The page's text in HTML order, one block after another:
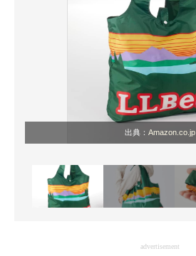
好きが集まる 比べて選べる
ビジネスと働き方のヒント
AI活用のいまが分かる
企業ITのトレンドを詳説
経営リーダーのコミュニティ
マーケ×ITの今がよく分かる
ITエンジニア向け専門サイト
出典： Amazon.co.jp
advertisement